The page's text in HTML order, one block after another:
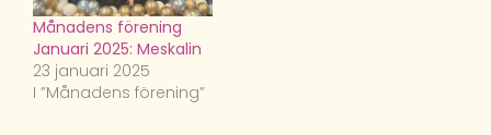
Månadens förening
Januari 2025: Meskalin
23 januari 2025
I ”Månadens förening”